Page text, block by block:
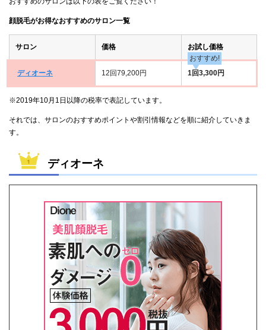
顔脱毛がお得なおすすめのサロン一覧
サロン 価格 お試し価格
ディオーネ 12回79,200円
おすすめ!
1回3,300円
※2019年10月1日以降の税率で表記しています。
それでは、サロンのおすすめポイントや割引情報などを順に紹介していきま
す。
ディオーネ